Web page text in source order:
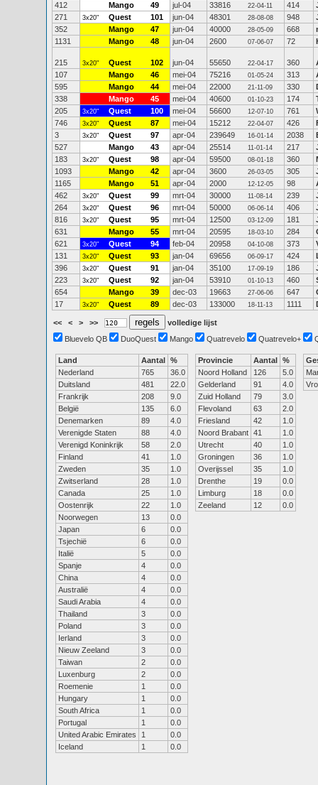
412
Mango 49 jul-04 33816 22-04-11 414
271
3x20" Quest 101 jun-04 48301 28-08-08 948
352
Mango 47 jun-04 40000 28-05-09 668
1131
Mango 48 jun-04 2600 07-06-07 72
215 3x20" Quest 102 jun-04 55650 22-04-17 360
107
Mango 46 mei-04 75216 01-05-24 313
595
Mango 44 mei-04 22000 21-11-09 330
338
Mango 45 mei-04 40600 01-10-23 174
205
3x20" Quest 100 mei-04 56600 12-07-10 761
746
3x20" Quest 87 mei-04 15212 22-04-07 426
3
3x20" Quest 97 apr-04 239649 16-01-14 2038
527
Mango 43 apr-04 25514 11-01-14 217
183
3x20" Quest 98 apr-04 59500 08-01-18 360
1093
Mango 42 apr-04 3600 26-03-05 305
1165
Mango 51 apr-04 2000 12-12-05 98
462
3x20" Quest 99 mrt-04 30000 11-08-14 239
264
3x20" Quest 96 mrt-04 50000 06-06-14 406
816
3x20" Quest 95 mrt-04 12500 03-12-09 181
631
Mango 55 mrt-04 20595 18-03-10 284
621
3x20" Quest 94 feb-04 20958 04-10-08 373
131
3x20" Quest 93 jan-04 69656 06-09-17 424
396
3x20" Quest 91 jan-04 35100 17-09-19 186
223
3x20" Quest 92 jan-04 53910 01-10-13 460
654
Mango 39 dec-03 19663 27-06-06 647
17
3x20" Quest 89 dec-03 133000 18-11-13 1111
<< < > >>
volledige lijst
Bluevelo QB
DuoQuest Mango Quatrevelo Quatrevelo+
Land Aantal %
Nederland
765
36.0
Duitsland
481
22.0
Frankrijk
208
9.0
België
135
6.0
Denemarken
89
4.0
Verenigde Staten
88
4.0
Verenigd Koninkrijk
58
2.0
Finland
41
1.0
Zweden
35
1.0
Zwitserland
28
1.0
Canada
25
1.0
Oostenrijk
22
1.0
Noorwegen
13
0.0
Japan
6
0.0
Tsjechië
6
0.0
Italië
5
0.0
Spanje
4
0.0
China
4
0.0
Australië
4
0.0
Saudi Arabia
4
0.0
Thailand
3
0.0
Poland
3
0.0
Ierland
3
0.0
Nieuw Zeeland
3
0.0
Taiwan
2
0.0
Luxenburg
2
0.0
Roemenie
1
0.0
Hungary
1
0.0
South Africa
1
0.0
Portugal
1
0.0
United Arabic Emirates
1
0.0
Iceland
1 0.0
Provincie Aantal %
Noord Holland
126
5.0
Gelderland
91
4.0
Zuid Holland
79
3.0
Flevoland
63
2.0
Friesland
42
1.0
Noord Brabant 41
1.0
Utrecht
40
1.0
Groningen
36
1.0
Overijssel
35
1.0
Drenthe
19
0.0
Limburg
18
0.0
Zeeland
12 0.0